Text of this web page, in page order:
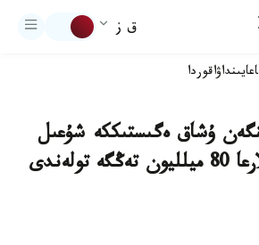
ق ز
اقوردا
ۇشاق ەگىستىككە شۇعىل